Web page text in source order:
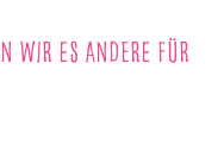
wir es Andere für